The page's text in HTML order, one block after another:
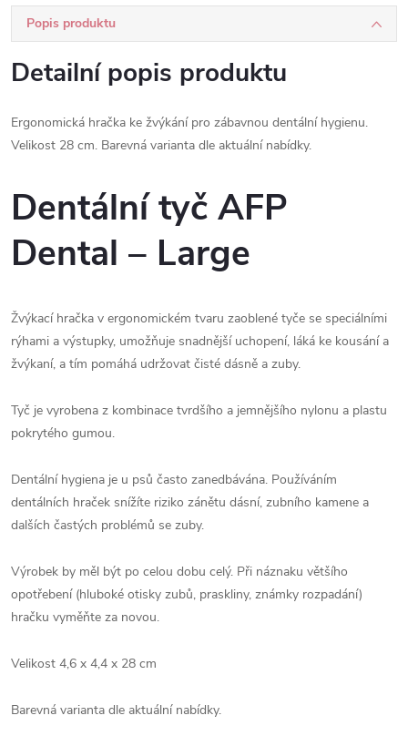
Popis produktu
Detailní popis produktu
Ergonomická hračka ke žvýkání pro zábavnou dentální hygienu.
Velikost 28 cm. Barevná varianta dle aktuální nabídky.
Dentální tyč AFP
Dental – Large
Žvýkací hračka v ergonomickém tvaru zaoblené tyče se speciálními
rýhami a výstupky, umožňuje snadnější uchopení, láká ke kousání a
žvýkaní, a tím pomáhá udržovat čisté dásně a zuby.
Tyč je vyrobena z kombinace tvrdšího a jemnějšího nylonu a plastu
pokrytého gumou.
Dentální hygiena je u psů často zanedbávána. Používáním
dentálních hraček snížíte riziko zánětu dásní, zubního kamene a
dalších častých problémů se zuby.
Výrobek by měl být po celou dobu celý. Při náznaku většího
opotřebení (hluboké otisky zubů, praskliny, známky rozpadání)
hračku vyměňte za novou.
Velikost 4,6 x 4,4 x 28 cm
Barevná varianta dle aktuální nabídky.